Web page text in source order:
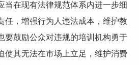
当在现有法律规范体系内进一步细
任，增强行为人违法成本，维护教
要鼓励公众对违规的培训机构勇于
使其无法在市场上立足，维护消费